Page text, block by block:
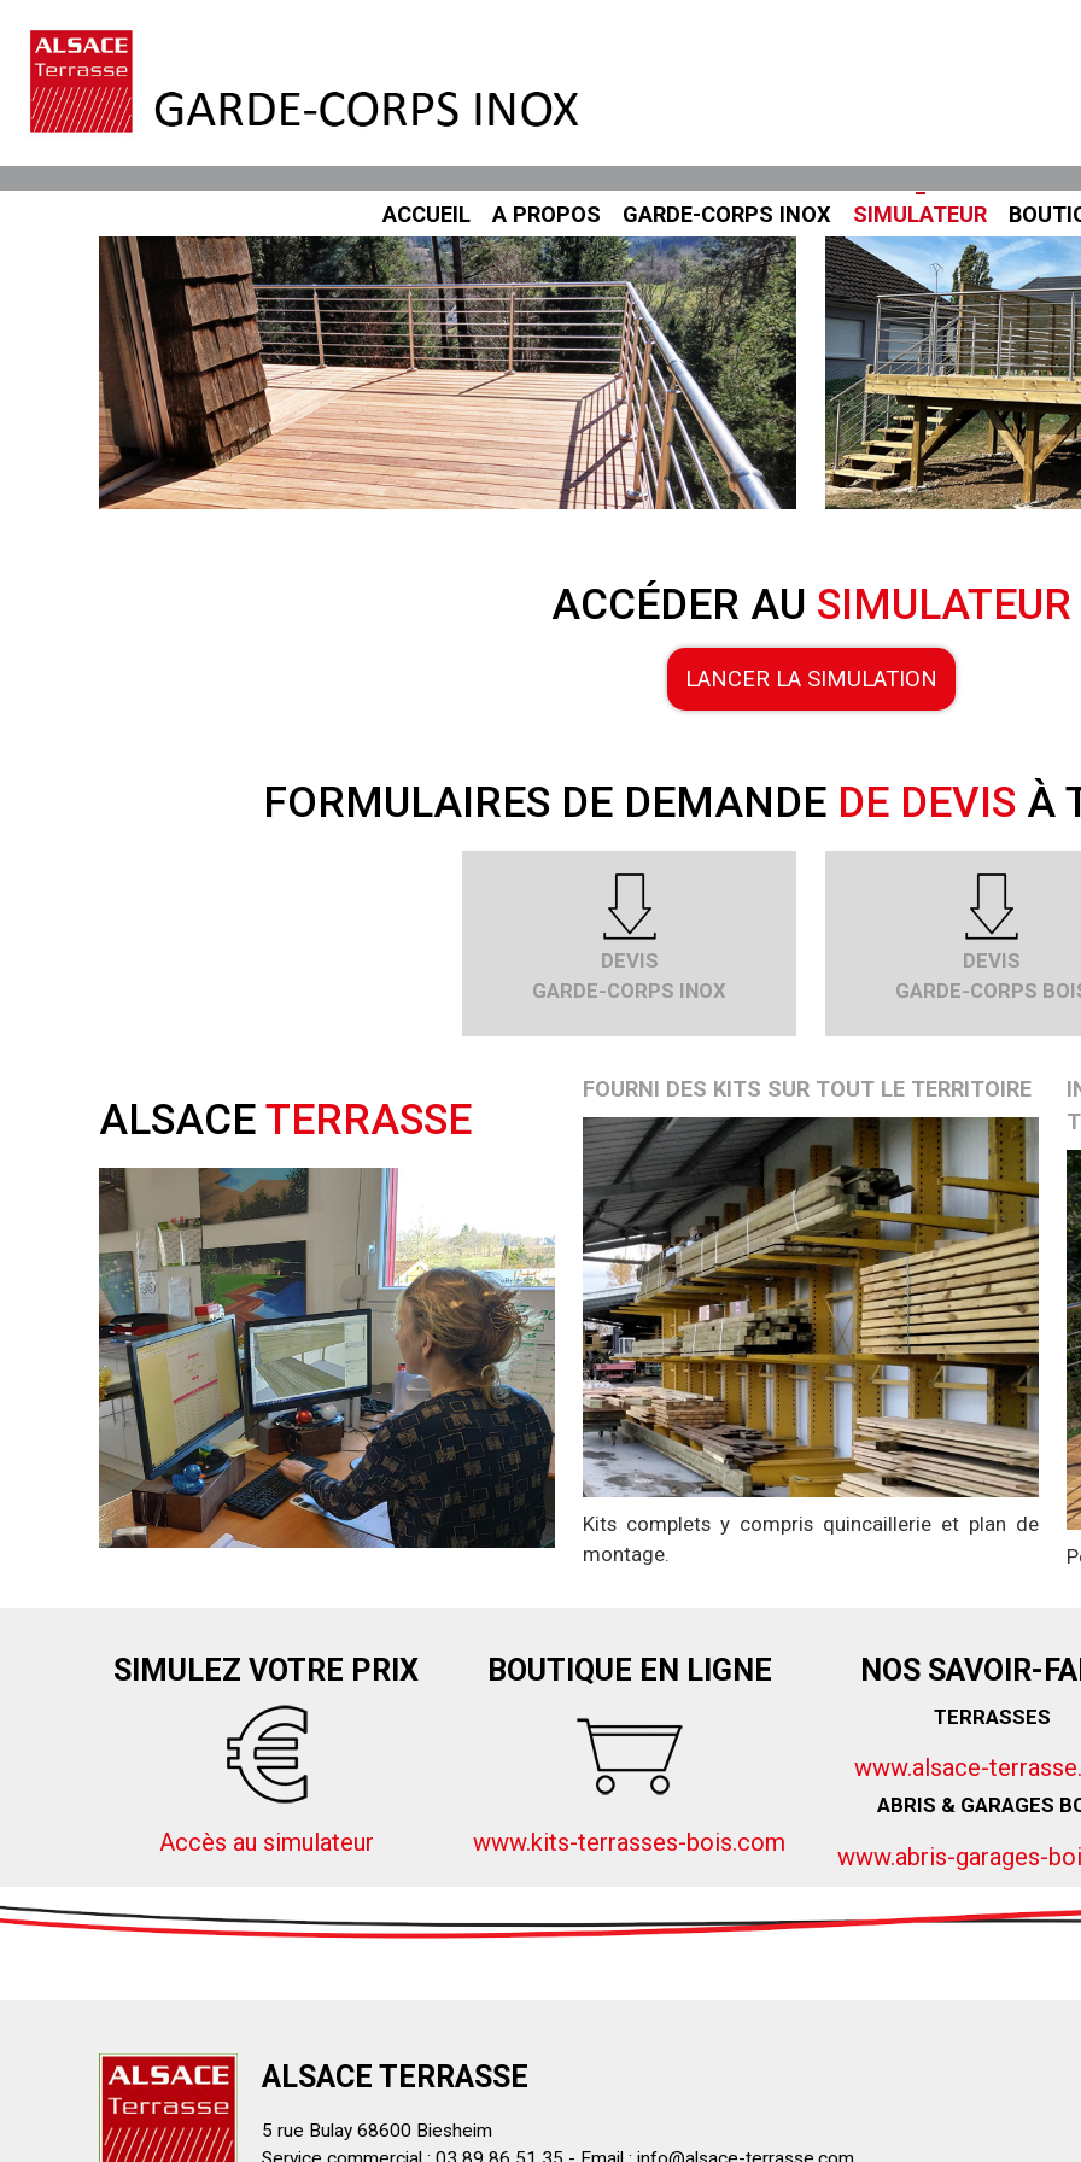
ACCUEIL A PROPOS GARDE-CORPS INOX SIMULATEUR
ACCÉDER AU SIMULATEUR
LANCER LA SIMULATION
FORMULAIRES DE DEMANDE DE DEVIS À
DEVIS
GARDE-CORPS INOX
DEVIS
GARDE-CORPS
ALSACETERRASSE
FOURNI DES KITS SUR TOUT LE TERRITOIRE
Kits complets y compris quincaillerie et plan de
montage.
SIMULEZ VOTRE PRIX
Accès au simulateur
BOUTIQUE EN LIGNE
www.kits-terrasses-bois.com
NOS SAVOIR-
TERRASSES
www.alsace-
ABRIS & GARAGES
www.abris-garages-
ALSACE TERRASSE
5 rue Bulay 68600 Biesheim